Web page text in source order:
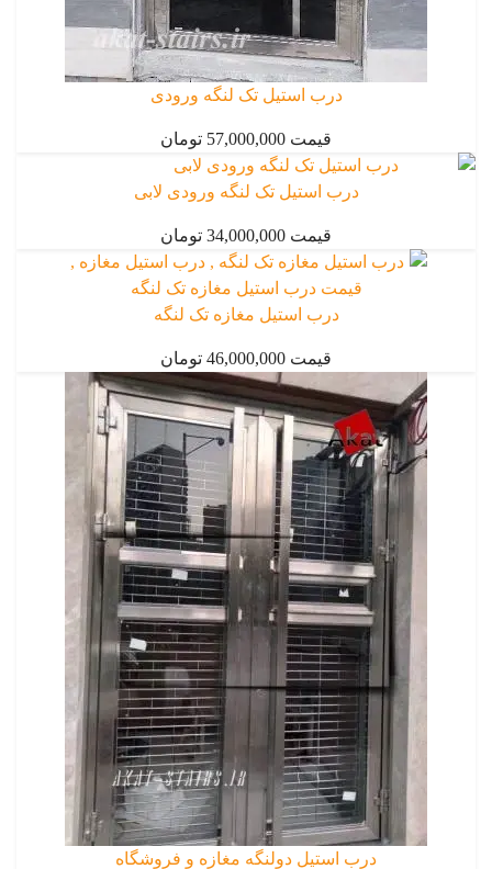
درب استیل تک لنگه ورودی
قیمت 57,000,000 تومان
درب استیل تک لنگه ورودی لابی
قیمت 34,000,000 تومان
درب استیل مغازه تک لنگه
قیمت 46,000,000 تومان
درب استیل دولنگه مغازه و فروشگاه